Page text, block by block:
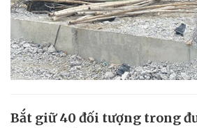
Bắt giữ 40 đối tượng trong